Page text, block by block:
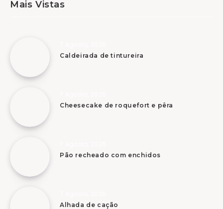
Mais Vistas
Caldeirada de tintureira
Cheesecake de roquefort e pêra
Pão recheado com enchidos
Alhada de cação